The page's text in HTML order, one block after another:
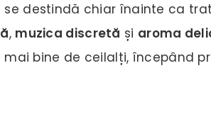
destindă chiar înainte ca
, muzica discretă și aroma
bine de ceilalți, începând